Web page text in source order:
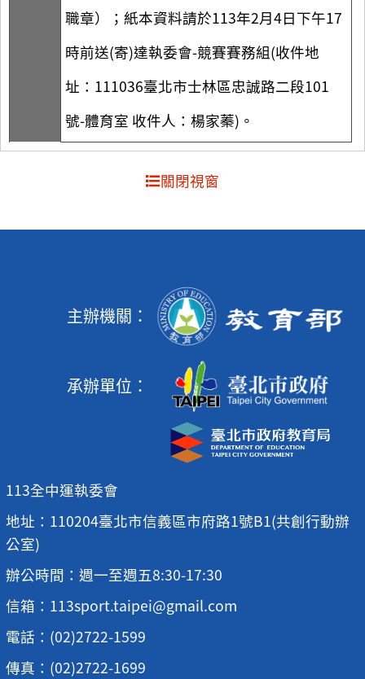
職章）；紙本資料請於113年2月4日下午17
時前送(寄)達執委會-競賽賽務組(收件地
址：111036臺北市士林區忠誠路二段101
號-體育室 收件人：楊家蓁)。
關閉視窗
主辦機關：
承辦單位：
113全中運執委會
地址：110204臺北市信義區市府路1號B1(共創行動辦
公室)
辦公時間：週一至週五8:30-17:30
信箱：113sport.taipei@gmail.com
電話：(02)2722-1599
傳真：(02)2722-1699